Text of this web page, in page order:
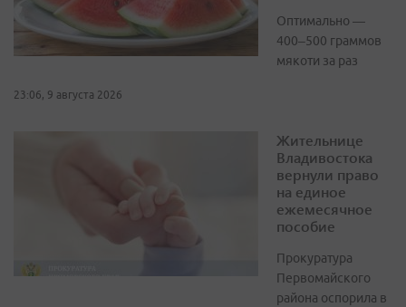
Оптимально —
400–500 граммов
мякоти за раз
23:06, 9 августа 2026
Жительнице
Владивостока
вернули право
на единое
ежемесячное
пособие
Прокуратура
Первомайского
района оспорила в